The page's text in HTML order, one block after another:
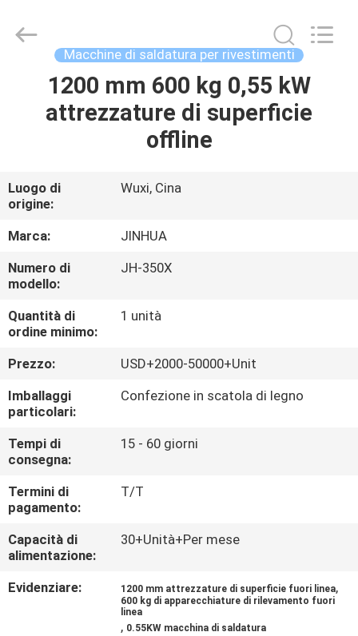
CASA
CIRCA
NOI
GIRO
DELLA
FABBRICA
CONTROLLO
DI
QUALITÀ
CONTATTICI
UNA
CITAZIONE
claddingweldingmachine.com.
Macchine di saldatura per rivestimenti
1200 mm 600 kg 0,55 kW
attrezzature di superficie
offline
Luogo di
origine:
Wuxi, Cina
Marca:
JINHUA
Numero di
modello:
JH-350X
Quantità di
ordine minimo:
1 unità
Prezzo:
USD+2000-50000+Unit
Imballaggi
particolari:
Confezione in scatola di legno
Tempi di
consegna:
15 - 60 giorni
Termini di
pagamento:
T/T
Capacità di
alimentazione:
30+Unità+Per mese
Evidenziare: 1200 mm attrezzature di superficie fuori linea,
600 kg di apparecchiature di rilevamento fuori
linea
, 0.55KW macchina di saldatura